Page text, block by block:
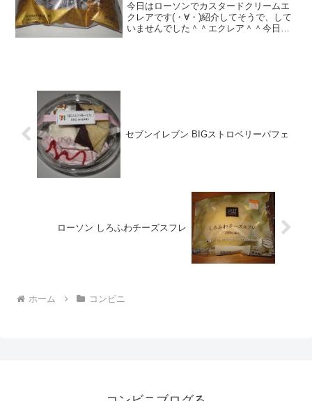
今日はローソンでカスタードクリームエ
クレアです(・∀・)紹介してそうで、して
いませんでした＾＾エクレア＾＾今日は2
セブンイレブン BIGストロベリーパフェ
ローソン しろふわチーズスフレ
ホーム コンビニ